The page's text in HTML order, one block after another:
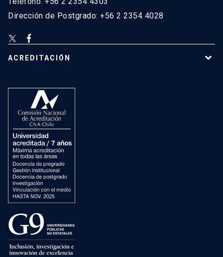
Dirección de Postgrado: +56 2 2354 4028
ACREDITACIÓN